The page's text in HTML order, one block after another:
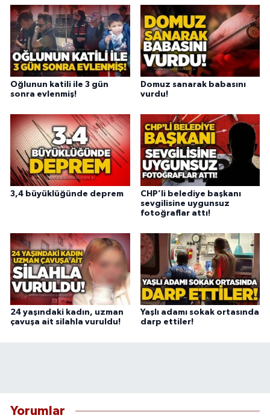
Oğlunun katili ile 3 gün
sonra evlenmiş!
Domuz sanarak babasını
vurdu!
3,4 büyüklüğünde deprem
CHP’li belediye başkanı
sevgilisine uygunsuz
fotoğraflar attı!
24 yaşındaki kadın, uzman
çavuşa ait silahla vuruldu!
Yaşlı adamı sokak ortasında
darp ettiler!
Yorumlar